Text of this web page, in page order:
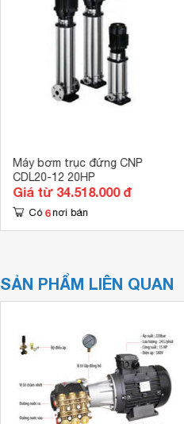
Máy bơm trục đứng CNP
CDL20-12 20HP
Giá từ 34.518.000 đ
Có 6 nơi bán
SẢN PHẨM LIÊN QUAN